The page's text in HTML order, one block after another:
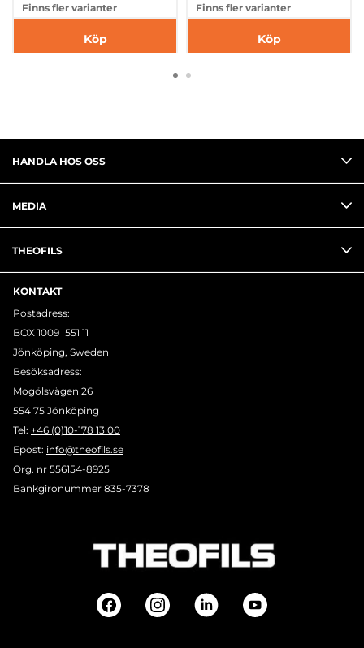
Finns fler varianter
Köp
Finns fler varianter
Köp
HANDLA HOS OSS
MEDIA
THEOFILS
KONTAKT
Postadress:
BOX 1009 551 11
Jönköping, Sweden
Besöksadress:
Mogölsvägen 26
554 75 Jönköping
Tel: +46 (0)10-178 13 00
Epost: info@theofils.se
Org. nr 556154-8925
Bankgironummer 835-7378